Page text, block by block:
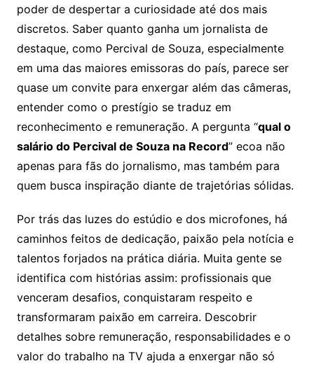
poder de despertar a curiosidade até dos mais
discretos. Saber quanto ganha um jornalista de
destaque, como Percival de Souza, especialmente
em uma das maiores emissoras do país, parece ser
quase um convite para enxergar além das câmeras,
entender como o prestígio se traduz em
reconhecimento e remuneração. A pergunta “qual o
salário do Percival de Souza na Record” ecoa não
apenas para fãs do jornalismo, mas também para
quem busca inspiração diante de trajetórias sólidas.
Por trás das luzes do estúdio e dos microfones, há
caminhos feitos de dedicação, paixão pela notícia e
talentos forjados na prática diária. Muita gente se
identifica com histórias assim: profissionais que
venceram desafios, conquistaram respeito e
transformaram paixão em carreira. Descobrir
detalhes sobre remuneração, responsabilidades e o
valor do trabalho na TV ajuda a enxergar não só